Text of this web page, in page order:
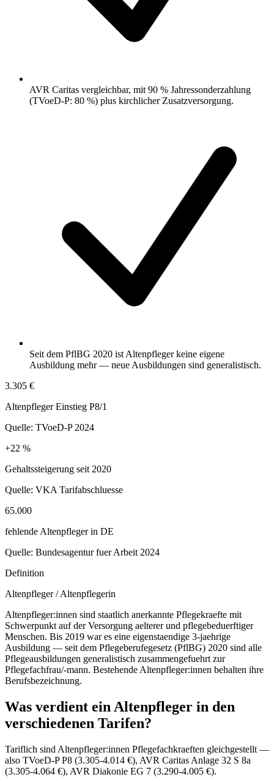
AVR Caritas vergleichbar, mit 90 % Jahressonderzahlung
(TVoeD-P: 80 %) plus kirchlicher Zusatzversorgung.
Seit dem PflBG 2020 ist Altenpfleger keine eigene
Ausbildung mehr — neue Ausbildungen sind generalistisch.
3.305 €
Altenpfleger Einstieg P8/1
Quelle: TVoeD-P 2024
+22 %
Gehaltssteigerung seit 2020
Quelle: VKA Tarifabschluesse
65.000
fehlende Altenpfleger in DE
Quelle: Bundesagentur fuer Arbeit 2024
Definition
Altenpfleger / Altenpflegerin
Altenpfleger:innen sind staatlich anerkannte Pflegekraefte mit
Schwerpunkt auf der Versorgung aelterer und pflegebeduerftiger
Menschen. Bis 2019 war es eine eigenstaendige 3-jaehrige
Ausbildung — seit dem Pflegeberufegesetz (PflBG) 2020 sind alle
Pflegeausbildungen generalistisch zusammengefuehrt zur
Pflegefachfrau/-mann. Bestehende Altenpfleger:innen behalten ihre
Berufsbezeichnung.
Was verdient ein Altenpfleger in den
verschiedenen Tarifen?
Tariflich sind Altenpfleger:innen Pflegefachkraeften gleichgestellt —
also TVoeD-P P8 (3.305-4.014 €), AVR Caritas Anlage 32 S 8a
(3.305-4.064 €), AVR Diakonie EG 7 (3.290-4.005 €).